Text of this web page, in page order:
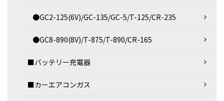
●GC2-125(6V)/GC-135/GC-5/T-125/CR-235
●GC8-890(8V)/T-875/T-890/CR-165
■バッテリー充電器
■カーエアコンガス